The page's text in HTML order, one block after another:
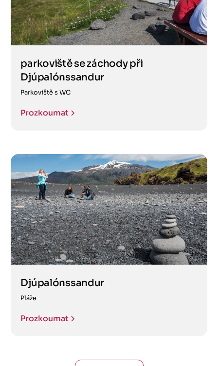
parkoviště se záchody při
Djúpalónssandur
Parkoviště s WC
Prozkoumat
Djúpalónssandur
Pláže
Prozkoumat